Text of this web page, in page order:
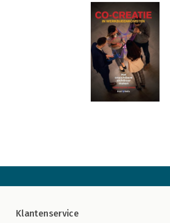
Klantenservice